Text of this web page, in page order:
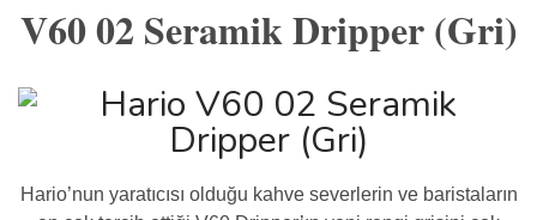
V60 02 Seramik Dripper (Gri)
Hario’nun yaratıcısı olduğu kahve severlerin ve baristaların